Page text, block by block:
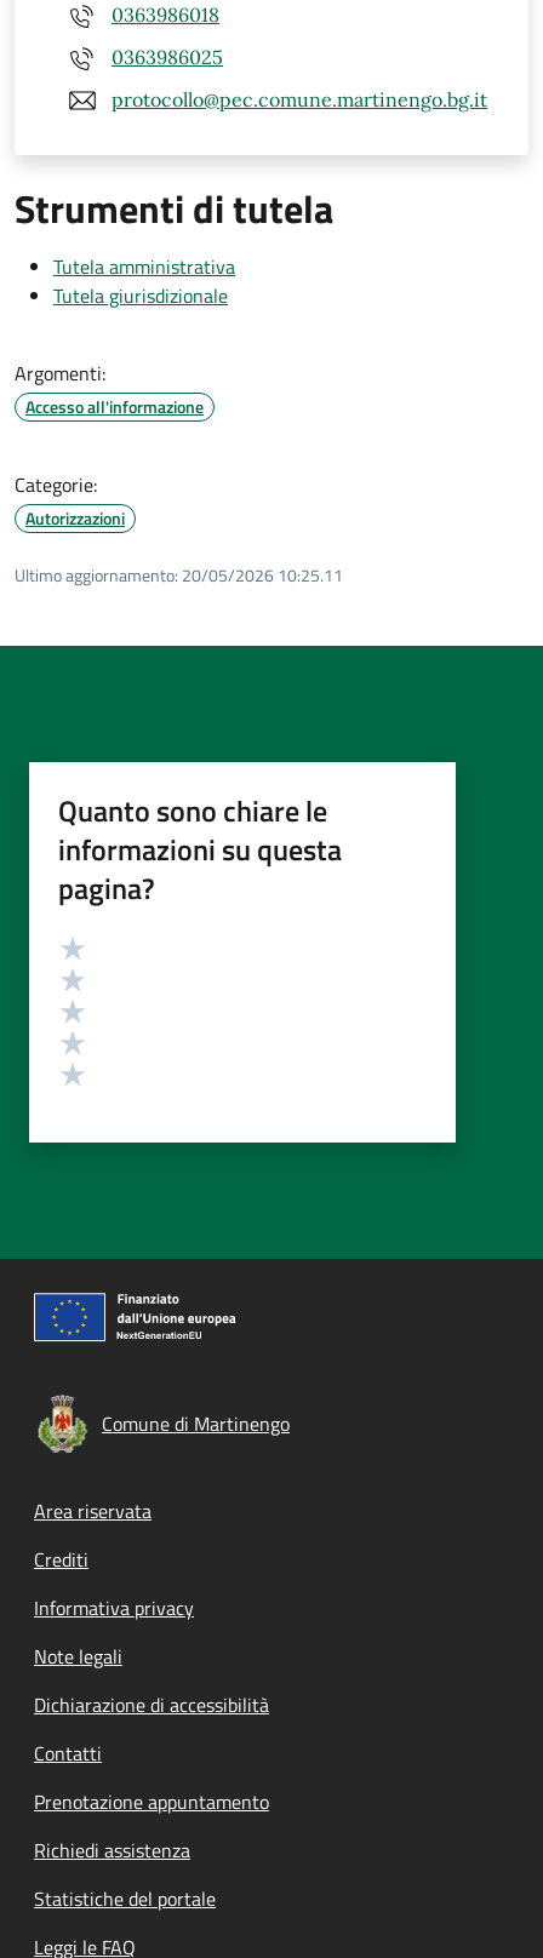
0363986018
0363986025
protocollo@pec.comune.martinengo.bg.it
Strumenti di tutela
Tutela amministrativa
Tutela giurisdizionale
Argomenti:
Accesso all'informazione
Categorie:
Autorizzazioni
Ultimo aggiornamento: 20/05/2026 10:25.11
Quanto sono chiare le
informazioni su questa
pagina?
Valutazione
Comune di Martinengo
Footer menu
Area riservata
Crediti
Informativa privacy
Note legali
Dichiarazione di accessibilità
Contatti
Prenotazione appuntamento
Richiedi assistenza
Statistiche del portale
Leggi le FAQ